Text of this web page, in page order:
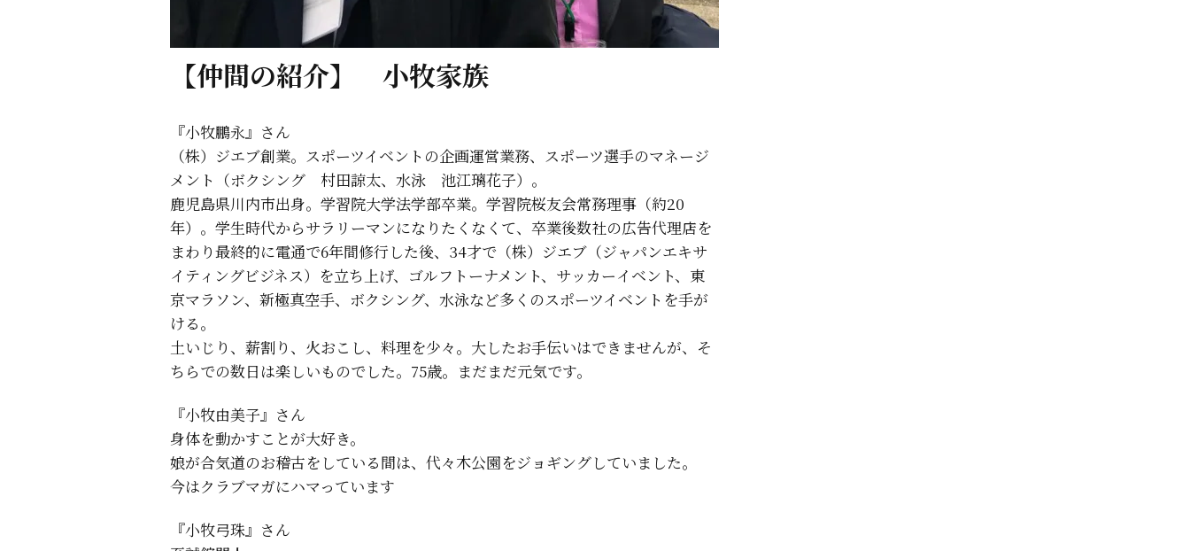
【仲間の紹介】 小牧家族
『小牧鵬永』さん
（株）ジエブ創業。スポーツイベントの企画運営業務、スポーツ選手のマネージ
メント（ボクシング 村田諒太、水泳 池江璃花子）。
鹿児島県川内市出身。学習院大学法学部卒業。学習院桜友会常務理事（約20
年）。学生時代からサラリーマンになりたくなくて、卒業後数社の広告代理店を
まわり最終的に電通で6年間修行した後、34才で（株）ジエブ（ジャパンエキサ
イティングビジネス）を立ち上げ、ゴルフトーナメント、サッカーイベント、東
京マラソン、新極真空手、ボクシング、水泳など多くのスポーツイベントを手が
ける。
土いじり、薪割り、火おこし、料理を少々。大したお手伝いはできませんが、そ
ちらでの数日は楽しいものでした。75歳。まだまだ元気です。
『小牧由美子』さん
身体を動かすことが大好き。
娘が合気道のお稽古をしている間は、代々木公園をジョギングしていました。
今はクラブマガにハマっています
『小牧弓珠』さん